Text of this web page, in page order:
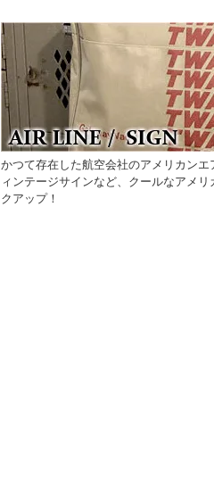
かつて存在した航空会社のアメリカン
ィンテージサインなど、クールなアメ
クアップ！